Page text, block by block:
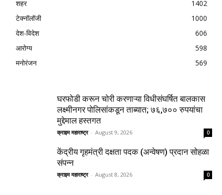
शहर
1402
टेक्नॉलॉजी
1000
देश-विदेश
606
आरोग्य
598
मनोरंजन
569
घरफोडी करून चोरी करणाऱ्या विधीसंघर्षित बालकास
लक्ष्मीनगर पोलिसांकडून ताब्यात; ७६,७०० रुपयांचा
मुद्देमाल हस्तगत
क्राइम महाराष्ट्र - August 9, 2026 0
केंद्रीय गृहमंत्री दक्षता पदक (अन्वेषण) प्रदान सोहळा
संपन्न
क्राइम महाराष्ट्र - August 8, 2026 0